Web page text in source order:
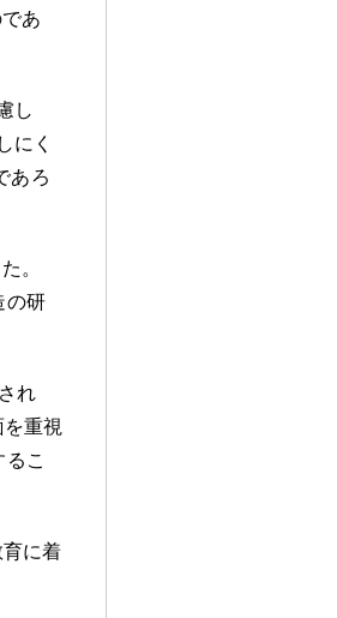
あ
し
にく
あろ
。
の研
れ
重視
こ
育に着